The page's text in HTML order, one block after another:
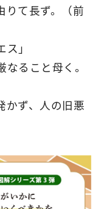
りて長ず。（前
ス」
ること母く。
かず、人の旧悪